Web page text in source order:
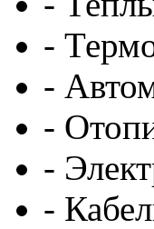
-
-
-
-
-